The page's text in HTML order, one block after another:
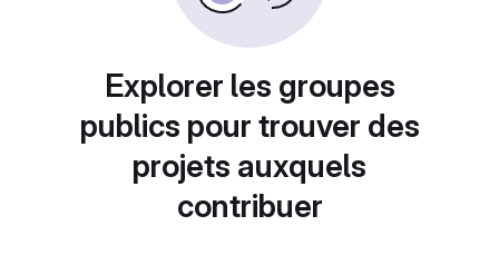
Explorer les groupes
publics pour trouver des
projets auxquels
contribuer